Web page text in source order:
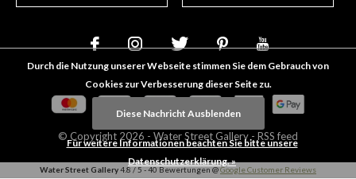
© Copyright 2026 - Water Street Gallery- RSS feed
Water Street Gallery4.8 / 5 -40 Bewertungen @Google Customer Reviews
Durch die Nutzung unserer Webseite stimmen Sie dem Gebrauch von
Cookies zur Verbesserung dieser Seite zu.
Diese Nachricht Ausblenden
Für weitere Informationen beachten Sie bitte unsere
Datenschutzerklärung. »